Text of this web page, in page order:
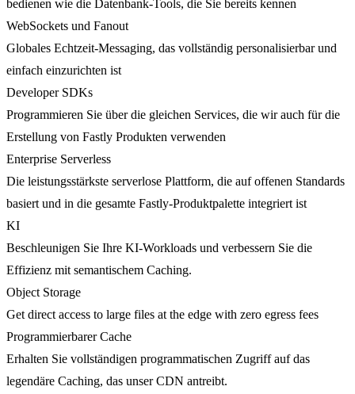
bedienen wie die Datenbank-Tools, die Sie bereits kennen
WebSockets und Fanout
Globales Echtzeit-Messaging, das vollständig personalisierbar und
einfach einzurichten ist
Developer SDKs
Programmieren Sie über die gleichen Services, die wir auch für die
Erstellung von Fastly Produkten verwenden
Enterprise Serverless
Die leistungsstärkste serverlose Plattform, die auf offenen Standards
basiert und in die gesamte Fastly-Produktpalette integriert ist
KI
Beschleunigen Sie Ihre KI-Workloads und verbessern Sie die
Effizienz mit semantischem Caching.
Object Storage
Get direct access to large files at the edge with zero egress fees
Programmierbarer Cache
Erhalten Sie vollständigen programmatischen Zugriff auf das
legendäre Caching, das unser CDN antreibt.